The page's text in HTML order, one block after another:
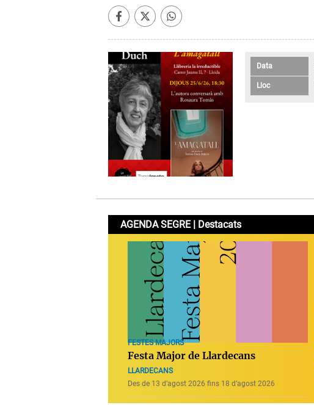
Data
Lloc
AGENDA SEGRE | Destacats
FESTES MAJORS
Festa Major de Llardecans
LLARDECANS
Des de 13 d’agost 2026 fins 18 d’agost 2026